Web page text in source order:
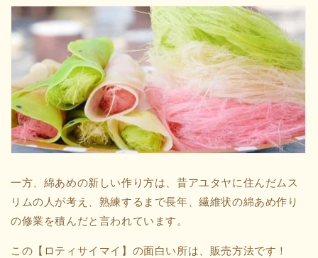
一方、綿あめの新しい作り方は、昔アユタヤに住んだムス
リムの人が考え、熟練するまで長年、繊維状の綿あめ作り
の修業を積んだと言われています。
この 【ロティサイマイ】の面白い所は、販売方法です！